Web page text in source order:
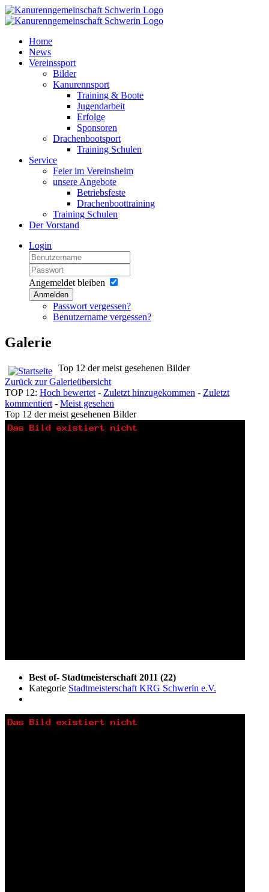
Home
News
Vereinssport
Bilder
Kanurennsport
Training & Boote
Jugendarbeit
Erfolge
Sponsoren
Drachenbootsport
Training Schulen
Service
Feier im Vereinsheim
unsere Angebote
Betriebsfeste
Drachenboottraining
Training Schulen
Der Vorstand
Login
Angemeldet bleiben
Anmelden
Passwort vergessen?
Benutzername vergessen?
Galerie
Top 12 der meist gesehenen Bilder
Zurück zur Galerieübersicht
TOP 12: Hoch bewertet - Zuletzt hinzugekommen - Zuletzt
kommentiert - Meist gesehen
Top 12 der meist gesehenen Bilder
Best of- Stadtmeisterschaft 2011 (22)
Kategorie Stadtmeisterschaft KRG Schwerin e.V.